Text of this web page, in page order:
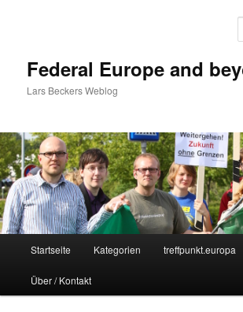
Federal Europe and
Lars Beckers Weblog
Startseite Kategorien treffpunkt.europa
Über / Kontakt